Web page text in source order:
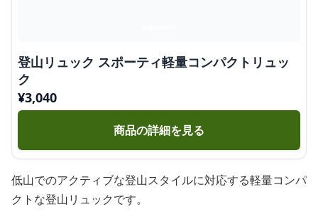
登山リュック スポーティ軽量コンパクトリュッ
ク
¥3,040
商品の詳細を見る
低山でのアクティブな登山スタイルに対応する軽量コンパ
クトな登山リュックです。